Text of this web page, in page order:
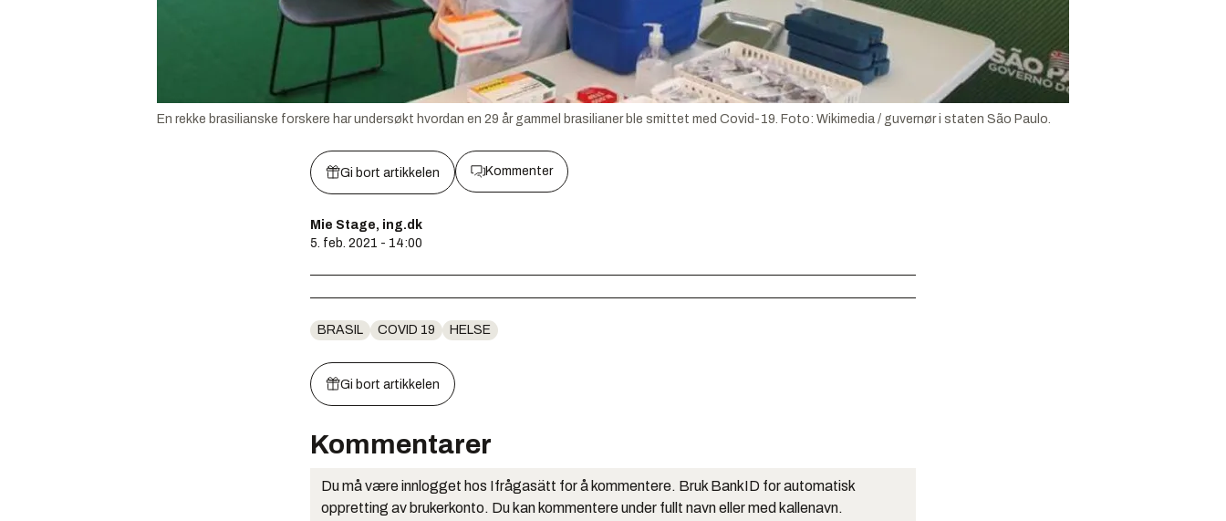
En rekke brasilianske forskere har undersøkt hvordan en 29 år gammel brasilianer ble smittet med Covid-19. Foto: Wikimedia / guvernør i staten São Paulo.
Gi bort artikkelen Kommenter
Mie Stage, ing.dk
5. feb. 2021 - 14:00
BRASIL COVID 19 HELSE
Gi bort artikkelen
Kommentarer
Du må være innlogget hos Ifrågasätt for å kommentere. Bruk BankID for automatisk
oppretting av brukerkonto. Du kan kommentere under fullt navn eller med kallenavn.